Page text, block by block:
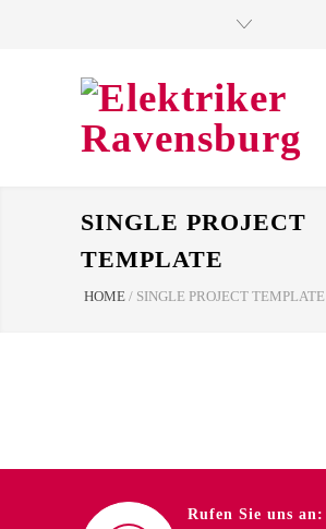
SINGLE PROJECT
TEMPLATE
HOME / SINGLE PROJECT TEMPLATE
Rufen Sie uns an: